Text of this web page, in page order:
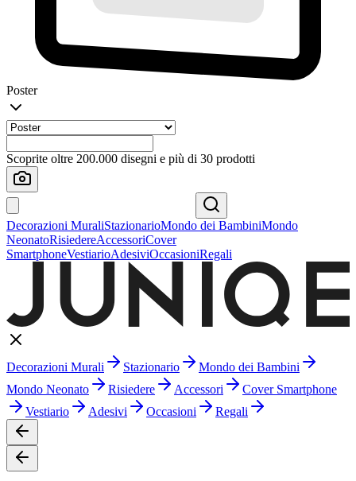
Poster
Scoprite oltre 200.000 disegni e più di 30 prodotti
Decorazioni MuraliStazionarioMondo dei BambiniMondo
NeonatoRisiedereAccessoriCover
SmartphoneVestiarioAdesiviOccasioniRegali
Decorazioni Murali Stazionario
Mondo dei Bambini
Mondo Neonato
Risiedere Accessori
Cover Smartphone
Vestiario
Adesivi Occasioni Regali